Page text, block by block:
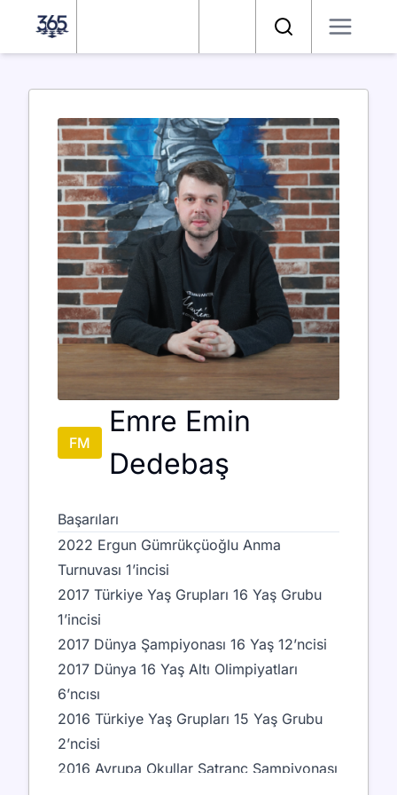
Arama
FM
Emre Emin
Dedebaş
Başarıları
2022 Ergun Gümrükçüoğlu Anma
Turnuvası 1’incisi
2017 Türkiye Yaş Grupları 16 Yaş Grubu
1’incisi
2017 Dünya Şampiyonası 16 Yaş 12’ncisi
2017 Dünya 16 Yaş Altı Olimpiyatları
6’ncısı
2016 Türkiye Yaş Grupları 15 Yaş Grubu
2’ncisi
2016 Avrupa Okullar Satranç Şampiyonası